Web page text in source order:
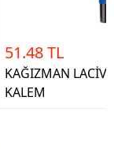
51.48 TL
KAĞIZMAN
KALEM